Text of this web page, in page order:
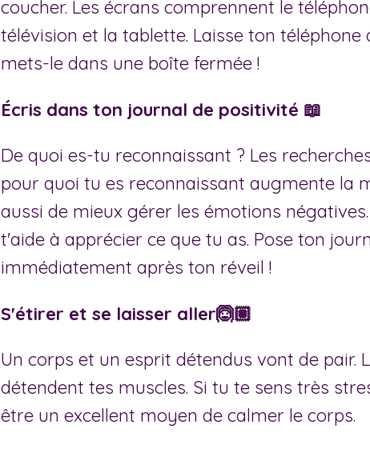
coucher. Les écrans comprennent le
télévision et la tablette. Laisse ton téléphone
mets-le dans une boîte fermée !
Écris dans ton journal de positivité 📖
De quoi es-tu reconnaissant ? Les
pour quoi tu es reconnaissant augmente la
aussi de mieux gérer les émotions
t'aide à apprécier ce que tu as. Pose ton
immédiatement après ton réveil !
S'étirer et se laisser aller🙆🏽
Un corps et un esprit détendus vont de pair.
détendent tes muscles. Si tu te sens très
être un excellent moyen de calmer le corps.